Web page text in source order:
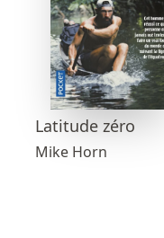
Latitude zéro
Mike Horn